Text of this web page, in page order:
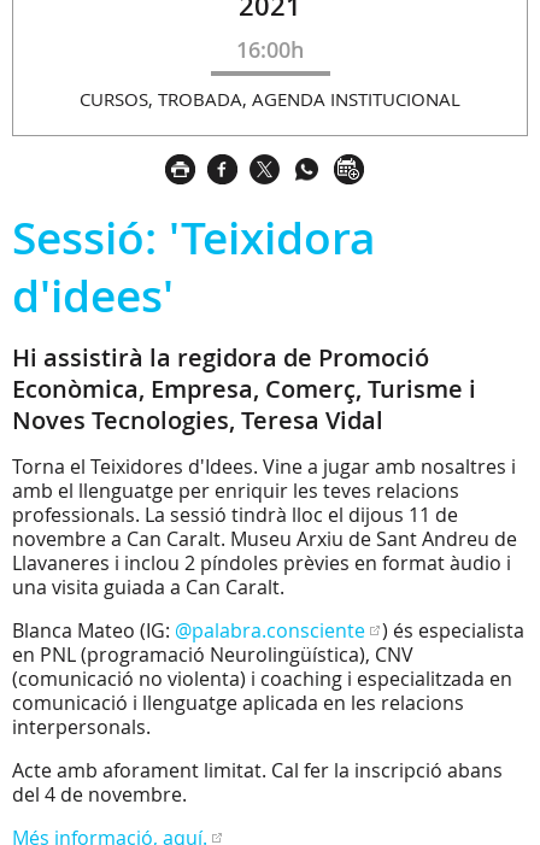
16:00h
CURSOS, TROBADA, AGENDA INSTITUCIONAL
Sessió: 'Teixidora
d'idees'
Hi assistirà la regidora de Promoció
Econòmica, Empresa, Comerç, Turisme i
Noves Tecnologies, Teresa Vidal
Torna el Teixidores d'Idees. Vine a jugar amb nosaltres i
amb el llenguatge per enriquir les teves relacions
professionals. La sessió tindrà lloc el dijous 11 de
novembre a Can Caralt. Museu Arxiu de Sant Andreu de
Llavaneres i inclou 2 píndoles prèvies en format àudio i
una visita guiada a Can Caralt.
Blanca Mateo (IG: @palabra.consciente
) és especialista
en PNL (programació Neurolingüística), CNV
(comunicació no violenta) i coaching i especialitzada en
comunicació i llenguatge aplicada en les relacions
interpersonals.
Acte amb aforament limitat. Cal fer la inscripció abans
del 4 de novembre.
Més informació, aquí.